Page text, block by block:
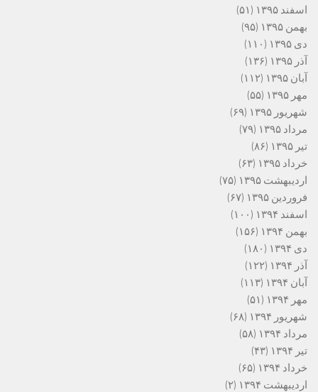
اسفند ۱۳۹۵
(۵۱)
بهمن ۱۳۹۵
(۹۵)
دی ۱۳۹۵
(۱۱۰)
آذر ۱۳۹۵
(۱۳۶)
آبان ۱۳۹۵
(۱۱۲)
مهر ۱۳۹۵
(۵۵)
شهریور ۱۳۹۵
(۶۹)
مرداد ۱۳۹۵
(۷۹)
تیر ۱۳۹۵
(۸۶)
خرداد ۱۳۹۵
(۶۳)
اردیبهشت ۱۳۹۵
(۷۵)
فروردین ۱۳۹۵
(۶۷)
اسفند ۱۳۹۴
(۱۰۰)
بهمن ۱۳۹۴
(۱۵۶)
دی ۱۳۹۴
(۱۸۰)
آذر ۱۳۹۴
(۱۲۲)
آبان ۱۳۹۴
(۱۱۳)
مهر ۱۳۹۴
(۵۱)
شهریور ۱۳۹۴
(۶۸)
مرداد ۱۳۹۴
(۵۸)
تیر ۱۳۹۴
(۴۳)
خرداد ۱۳۹۴
(۶۵)
اردیبهشت ۱۳۹۴
(۲)